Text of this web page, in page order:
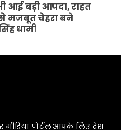
आई बड़ी आपदा, राहत
मजबूत चेहरा बने
धामी
मीडिया पोर्टल आपके लिए देश